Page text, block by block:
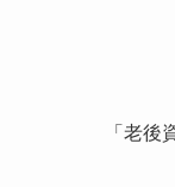
「老後